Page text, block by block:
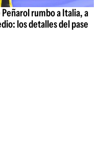
rumbo a Italia, a
los detalles del pase